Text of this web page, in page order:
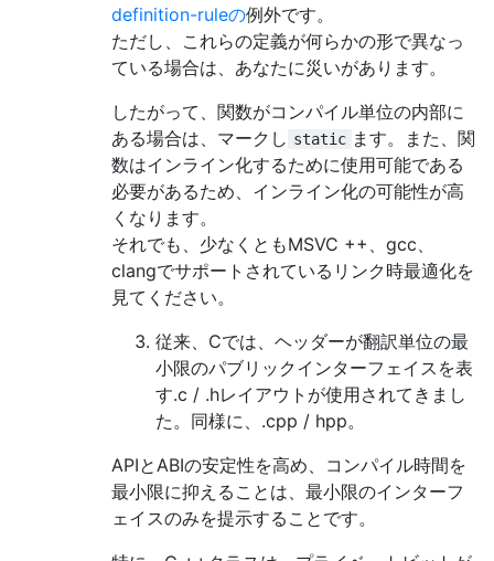
definition-ruleの例外です。
ただし、これらの定義が何らかの形で異なっ
ている場合は、あなたに災いがあります。
したがって、関数がコンパイル単位の内部に
ある場合は、マークし static ます。また、関
数はインライン化するために使用可能である
必要があるため、インライン化の可能性が高
くなります。
それでも、少なくともMSVC ++、gcc、
clangでサポートされているリンク時最適化を
見てください。
従来、Cでは、ヘッダーが翻訳単位の最
小限のパブリックインターフェイスを表
す.c / .hレイアウトが使用されてきまし
た。同様に、.cpp / hpp。
APIとABIの安定性を高め、コンパイル時間を
最小限に抑えることは、最小限のインターフ
ェイスのみを提示することです。